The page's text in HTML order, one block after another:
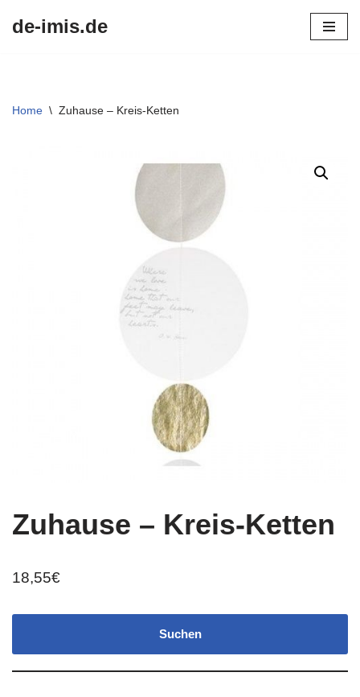
de-imis.de
Home \ Zuhause – Kreis-Ketten
Zuhause – Kreis-Ketten
18,55€
Suchen